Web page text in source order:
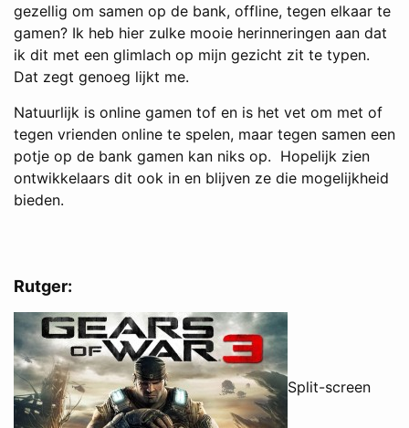
gezellig om samen op de bank, offline, tegen elkaar te
gamen? Ik heb hier zulke mooie herinneringen aan dat
ik dit met een glimlach op mijn gezicht zit te typen.
Dat zegt genoeg lijkt me.
Natuurlijk is online gamen tof en is het vet om met of
tegen vrienden online te spelen, maar tegen samen een
potje op de bank gamen kan niks op. Hopelijk zien
ontwikkelaars dit ook in en blijven ze die mogelijkheid
bieden.
Rutger:
Split-screen